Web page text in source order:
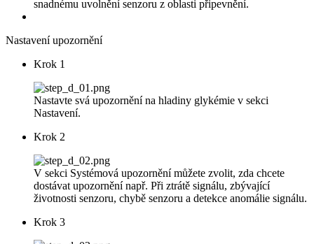
snadnému uvolnění senzoru z oblasti připevnění.
Nastavení upozornění
Krok 1
Nastavte svá upozornění na hladiny glykémie v sekci
Nastavení.
Krok 2
V sekci Systémová upozornění můžete zvolit, zda chcete
dostávat upozornění např. Při ztrátě signálu, zbývající
životnosti senzoru, chybě senzoru a detekce anomálie signálu.
Krok 3